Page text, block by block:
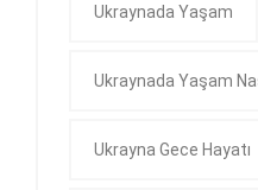
Ukraynada Yaşam
Ukraynada Yaşam
Ukrayna Gece Hayatı